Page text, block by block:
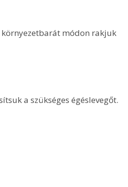
a szükséges égéslevegőt.